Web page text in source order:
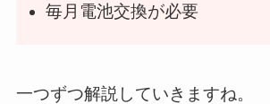
毎月電池交換が必要
一つずつ解説していきますね。